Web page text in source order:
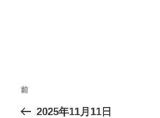
投
前
の
前
2025年11月11日